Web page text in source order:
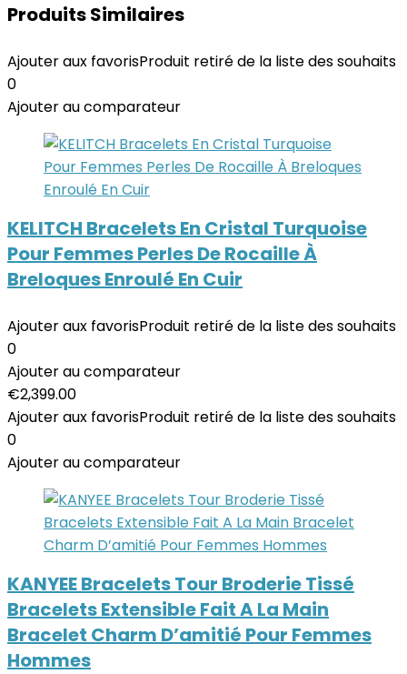
Produits Similaires
Ajouter aux favorisProduit retiré de la liste des souhaits
0
Ajouter au comparateur
KELITCH Bracelets En Cristal Turquoise
Pour Femmes Perles De Rocaille À
Breloques Enroulé En Cuir
Ajouter aux favorisProduit retiré de la liste des souhaits
0
Ajouter au comparateur
€2,399.00
Ajouter aux favorisProduit retiré de la liste des souhaits
0
Ajouter au comparateur
KANYEE Bracelets Tour Broderie Tissé
Bracelets Extensible Fait A La Main
Bracelet Charm D’amitié Pour Femmes
Hommes